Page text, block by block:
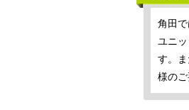
角田
ユニ
す。
様の